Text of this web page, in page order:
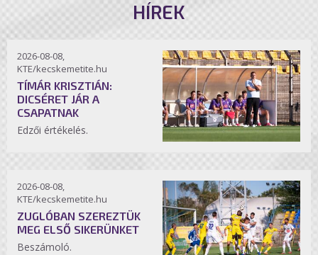
HÍREK
2026-08-08,
KTE/kecskemetite.hu
TÍMÁR KRISZTIÁN:
DICSÉRET JÁR A
CSAPATNAK
Edzői értékelés.
2026-08-08,
KTE/kecskemetite.hu
ZUGLÓBAN SZEREZTÜK
MEG ELSŐ SIKERÜNKET
Beszámoló.